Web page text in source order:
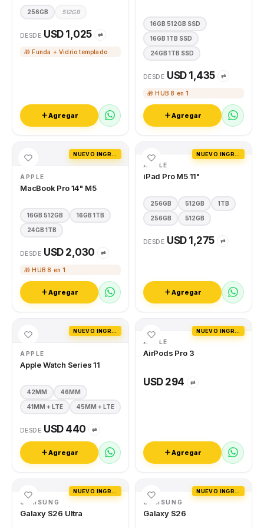
256GB 512GB
DESDE USD 1,025 ⇄
🎁 Funda + Vidrio templado
Agregar
16GB 512GB SSD
16GB 1TB SSD
24GB 1TB SSD
DESDE USD 1,435 ⇄
🎁 HUB 8 en 1
Agregar
APPLE
MacBook Pro 14" M5
16GB 512GB 16GB 1TB
24GB 1TB
DESDE USD 2,030 ⇄
🎁 HUB 8 en 1
Agregar
APPLE
iPad Pro M5 11"
256GB 512GB 1TB
256GB 512GB
DESDE USD 1,275 ⇄
Agregar
APPLE
Apple Watch Series 11
42MM 46MM
41MM + LTE 45MM + LTE
DESDE USD 440 ⇄
Agregar
APPLE
AirPods Pro 3
USD 294 ⇄
Agregar
SAMSUNG
Galaxy S26 Ultra
SAMSUNG
Galaxy S26